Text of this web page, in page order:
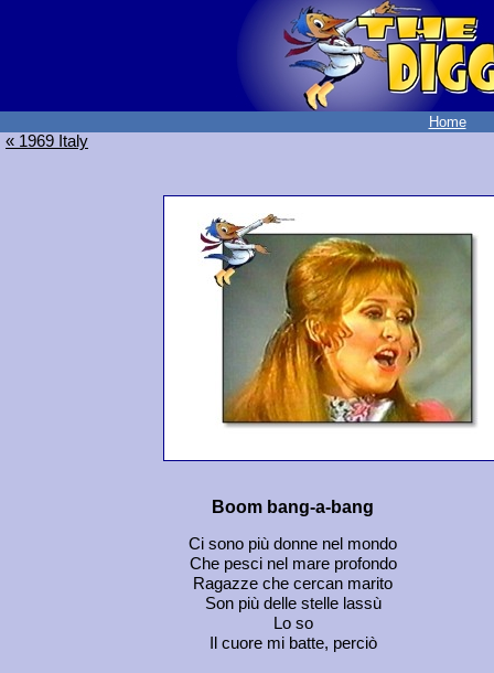
Home
« 1969 Italy
Boom bang-a-bang
Ci sono più donne nel mondo
Che pesci nel mare profondo
Ragazze che cercan marito
Son più delle stelle lassù
Lo so
Il cuore mi batte, perciò